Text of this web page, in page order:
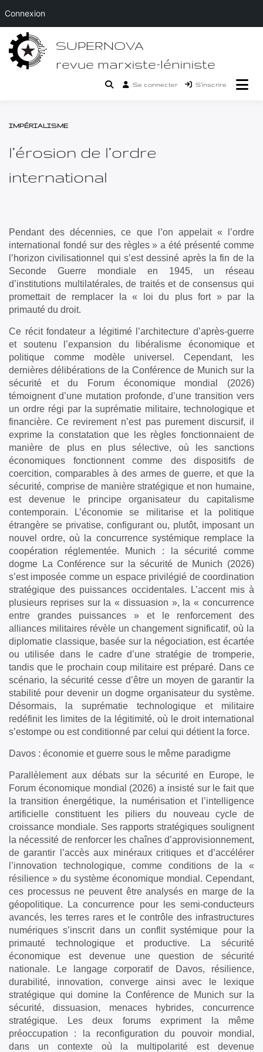
Passer
contenu
SUPERNOVA
revue marxiste-léniniste
Se connecter S’inscrire
IMPÉRIALISME
l’érosion de l’ordre
international
Pendant des décennies, ce que l’on appelait « l’ordre
international fondé sur des règles » a été présenté comme
l’horizon civilisationnel qui s’est dessiné après la fin de la
Seconde Guerre mondiale en 1945, un réseau
d’institutions multilatérales, de traités et de consensus qui
promettait de remplacer la « loi du plus fort » par la
primauté du droit.
Ce récit fondateur a légitimé l’architecture d’après-guerre
et soutenu l’expansion du libéralisme économique et
politique comme modèle universel. Cependant, les
dernières délibérations de la Conférence de Munich sur la
sécurité et du Forum économique mondial (2026)
témoignent d’une mutation profonde, d’une transition vers
un ordre régi par la suprématie militaire, technologique et
financière. Ce revirement n’est pas purement discursif, il
exprime la constatation que les règles fonctionnaient de
manière de plus en plus sélective, où les sanctions
économiques fonctionnent comme des dispositifs de
coercition, comparables à des armes de guerre, et que la
sécurité, comprise de manière stratégique et non humaine,
est devenue le principe organisateur du capitalisme
contemporain. L’économie se militarise et la politique
étrangère se privatise, configurant ou, plutôt, imposant un
nouvel ordre, où la concurrence systémique remplace la
coopération réglementée. Munich : la sécurité comme
dogme La Conférence sur la sécurité de Munich (2026)
s’est imposée comme un espace privilégié de coordination
stratégique des puissances occidentales. L’accent mis à
plusieurs reprises sur la « dissuasion », la « concurrence
entre grandes puissances » et le renforcement des
alliances militaires révèle un changement significatif, où la
diplomatie classique, basée sur la négociation, est écartée
ou utilisée dans le cadre d’une stratégie de tromperie,
tandis que le prochain coup militaire est préparé. Dans ce
scénario, la sécurité cesse d’être un moyen de garantir la
stabilité pour devenir un dogme organisateur du système.
Désormais, la suprématie technologique et militaire
redéfinit les limites de la légitimité, où le droit international
s’estompe ou est conditionné par celui qui détient la force.
Davos : économie et guerre sous le même paradigme
Parallèlement aux débats sur la sécurité en Europe, le
Forum économique mondial (2026) a insisté sur le fait que
la transition énergétique, la numérisation et l’intelligence
artificielle constituent les piliers du nouveau cycle de
croissance mondiale. Ses rapports stratégiques soulignent
la nécessité de renforcer les chaînes d’approvisionnement,
de garantir l’accès aux minéraux critiques et d’accélérer
l’innovation technologique, comme conditions de la «
résilience » du système économique mondial. Cependant,
ces processus ne peuvent être analysés en marge de la
géopolitique. La concurrence pour les semi-conducteurs
avancés, les terres rares et le contrôle des infrastructures
numériques s’inscrit dans un conflit systémique pour la
primauté technologique et productive. La sécurité
économique est devenue une question de sécurité
nationale. Le langage corporatif de Davos, résilience,
durabilité, innovation, converge ainsi avec le lexique
stratégique qui domine la Conférence de Munich sur la
sécurité, dissuasion, menaces hybrides, concurrence
stratégique. Les deux forums expriment la même
préoccupation : la reconfiguration du pouvoir mondial,
dans un contexte où la multipolarité est devenue
Connexion